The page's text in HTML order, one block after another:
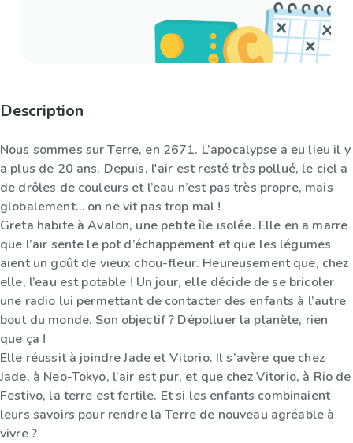
Description
Nous sommes sur Terre, en 2671. L’apocalypse a eu lieu il y
a plus de 20 ans. Depuis, l'air est resté très pollué, le ciel a
de drôles de couleurs et l’eau n’est pas très propre, mais
globalement… on ne vit pas trop mal !
Greta habite à Avalon, une petite île isolée. Elle en a marre
que l’air sente le pot d’échappement et que les légumes
aient un goût de vieux chou-fleur. Heureusement que, chez
elle, l’eau est potable ! Un jour, elle décide de se bricoler
une radio lui permettant de contacter des enfants à l’autre
bout du monde. Son objectif ? Dépolluer la planète, rien
que ça !
Elle réussit à joindre Jade et Vitorio. Il s’avère que chez
Jade, à Neo-Tokyo, l’air est pur, et que chez Vitorio, à Rio de
Festivo, la terre est fertile. Et si les enfants combinaient
leurs savoirs pour rendre la Terre de nouveau agréable à
vivre ?